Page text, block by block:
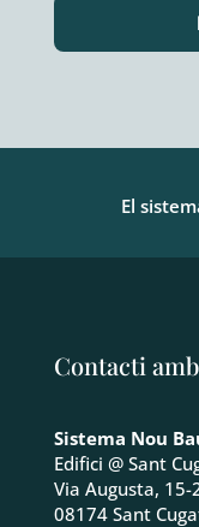
El
Contacti
Sistema Nou
Edifici @ Sant
Via Augusta, 15-
08174 Sant